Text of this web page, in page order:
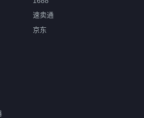
列
板
速卖通
京东